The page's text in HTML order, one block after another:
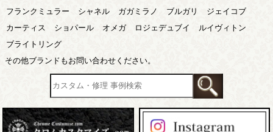
フランクミュラー
シャネル ガガミラノ ブルガリ
ジェイコブ
カーティス
ショパール オメガ ロジェデュブイ
ルイヴィトン
ブライトリング
その他ブランドもお問い合わせください。